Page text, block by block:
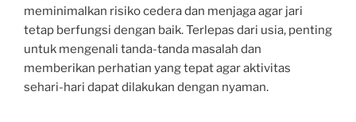
meminimalkan risiko cedera dan menjaga agar jari
tetap berfungsi dengan baik. Terlepas dari usia, penting
untuk mengenali tanda-tanda masalah dan
memberikan perhatian yang tepat agar aktivitas
sehari-hari dapat dilakukan dengan nyaman.